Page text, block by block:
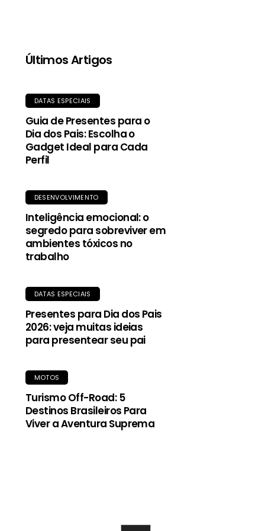
Últimos Artigos
DATAS ESPECIAIS
Guia de Presentes para o
Dia dos Pais: Escolha o
Gadget Ideal para Cada
Perfil
DESENVOLVIMENTO
Inteligência emocional: o
segredo para sobreviver em
ambientes tóxicos no
trabalho
DATAS ESPECIAIS
Presentes para Dia dos Pais
2026: veja muitas ideias
para presentear seu pai
MOTOS
Turismo Off-Road: 5
Destinos Brasileiros Para
Viver a Aventura Suprema